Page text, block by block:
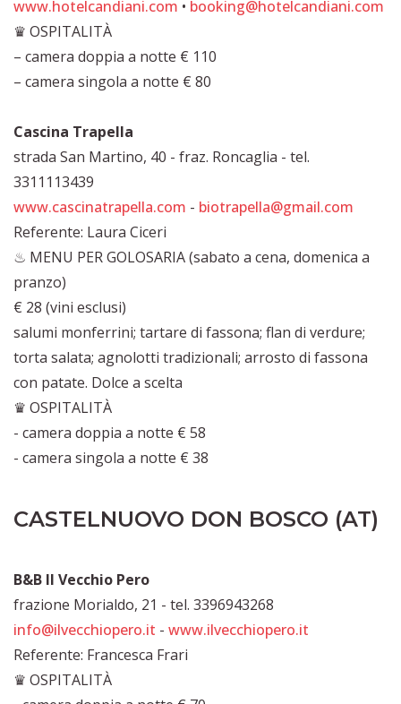
www.hotelcandiani.com • booking@hotelcandiani.com
♛ OSPITALITÀ
– camera doppia a notte € 110
– camera singola a notte € 80
Cascina Trapella
strada San Martino, 40 - fraz. Roncaglia - tel.
3311113439
www.cascinatrapella.com - biotrapella@gmail.com
Referente: Laura Ciceri
♨ MENU PER GOLOSARIA (sabato a cena, domenica a
pranzo)
€ 28 (vini esclusi)
salumi monferrini; tartare di fassona; flan di verdure;
torta salata; agnolotti tradizionali; arrosto di fassona
con patate. Dolce a scelta
♛ OSPITALITÀ
- camera doppia a notte € 58
- camera singola a notte € 38
CASTELNUOVO DON BOSCO (AT)
B&B Il Vecchio Pero
frazione Morialdo, 21 - tel. 3396943268
info@ilvecchiopero.it - www.ilvecchiopero.it
Referente: Francesca Frari
♛ OSPITALITÀ